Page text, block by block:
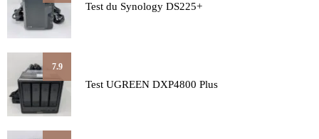
Test du Synology DS225+
7.9
Test UGREEN DXP4800 Plus